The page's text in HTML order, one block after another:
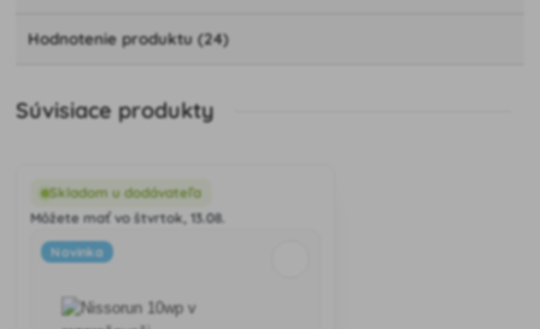
Hodnotenie produktu (24)
Súvisiace produkty
Skladom u dodávateľa
Môžete mať vo štvrtok, 13.08.
Novinka